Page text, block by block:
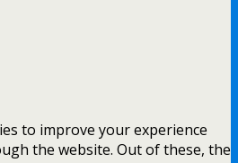
to improve your experience
the website. Out of these, the